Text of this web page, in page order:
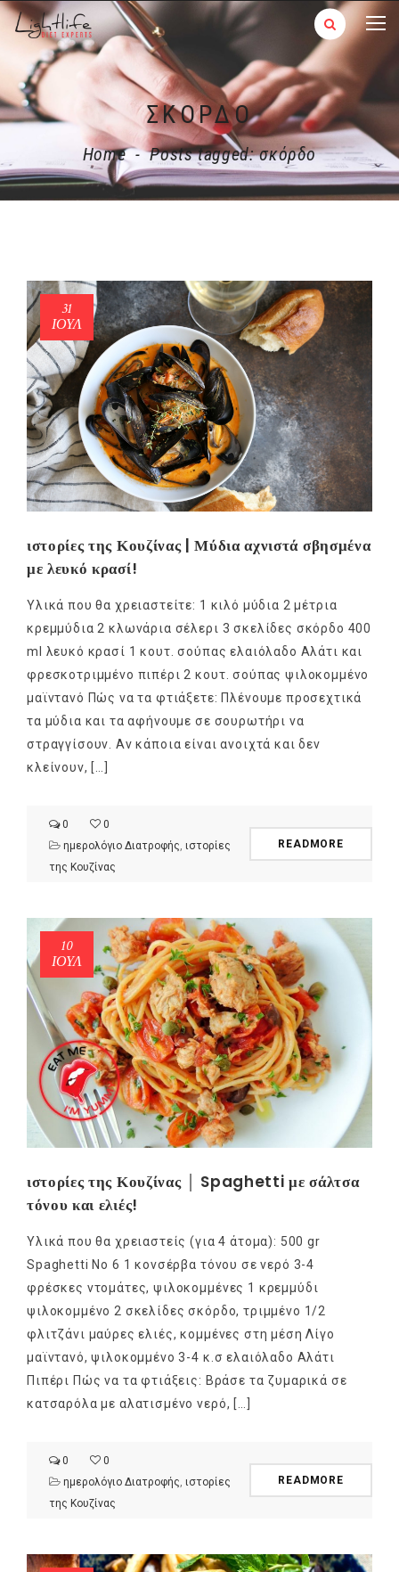
ΣΚΌΡΔΟ
Home - Posts tagged: σκόρδο
31
ΙΟΎΛ
ιστορίες της Κουζίνας | Μύδια αχνιστά σβησμένα
με λευκό κρασί!
Υλικά που θα χρειαστείτε: 1 κιλό μύδια 2 μέτρια
κρεμμύδια 2 κλωνάρια σέλερι 3 σκελίδες σκόρδο 400
ml λευκό κρασί 1 κουτ. σούπας ελαιόλαδο Αλάτι και
φρεσκοτριμμένο πιπέρι 2 κουτ. σούπας ψιλοκομμένο
μαϊντανό Πώς να τα φτιάξετε: Πλένουμε προσεχτικά
τα μύδια και τα αφήνουμε σε σουρωτήρι να
στραγγίσουν. Αν κάποια είναι ανοιχτά και δεν
κλείνουν, […]
0
0
ημερολόγιο Διατροφής ιστορίες
της Κουζίνας
READMORE
10
ΙΟΎΛ
ιστορίες της Κουζίνας │ Spaghetti με σάλτσα
τόνου και ελιές!
Υλικά που θα χρειαστείς (για 4 άτομα): 500 gr
Spaghetti No 6 1 κονσέρβα τόνου σε νερό 3-4
φρέσκες ντομάτες, ψιλοκομμένες 1 κρεμμύδι
ψιλοκομμένο 2 σκελίδες σκόρδο, τριμμένο 1/2
φλιτζάνι μαύρες ελιές, κομμένες στη μέση Λίγο
μαϊντανό, ψιλοκομμένο 3-4 κ.σ ελαιόλαδο Αλάτι
Πιπέρι Πώς να τα φτιάξεις: Βράσε τα ζυμαρικά σε
κατσαρόλα με αλατισμένο νερό, […]
0
0
ημερολόγιο Διατροφής, ιστορίες
της Κουζίνας
READMORE